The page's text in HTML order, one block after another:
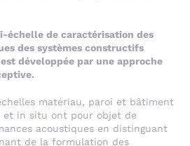
échelle de caractérisation des
des systèmes constructifs
développée par une approche
matériau, paroi et bâtiment
et in situ ont pour objet de
acoustiques en distinguant
de la formulation des